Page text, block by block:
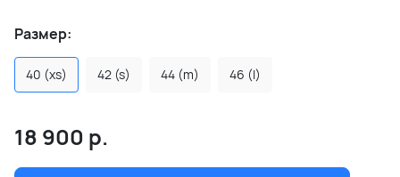
Размер:
40 (xs) 42 (s) 44 (m) 46 (l)
18 900 р.